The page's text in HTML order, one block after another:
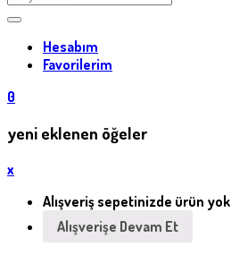
Hesabım
Favorilerim
0
yeni eklenen öğeler
x
Alışveriş sepetinizde ürün yok
Alışverişe Devam Et